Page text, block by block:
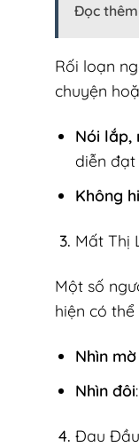
Đọc
Rối loạn
chuyện
Nói lắp,
diễn đạt
Không
Mất Thị
Một số
hiện có
Nhìn mờ
Nhìn đôi
Đau